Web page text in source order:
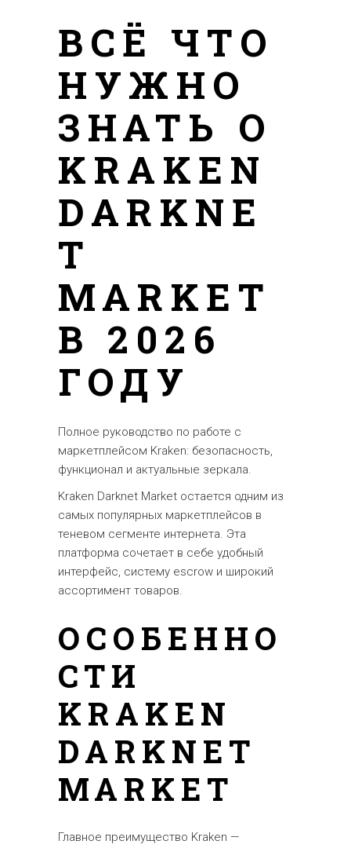
ВСЁ ЧТО
НУЖНО
ЗНАТЬ О
KRAKEN
DARKNE
T
MARKET
В 2026
ГОДУ
Полное руководство по работе с
маркетплейсом Kraken: безопасность,
функционал и актуальные зеркала.
Kraken Darknet Market остается одним из
самых популярных маркетплейсов в
теневом сегменте интернета. Эта
платформа сочетает в себе удобный
интерфейс, систему escrow и широкий
ассортимент товаров.
ОСОБЕННО
СТИ
KRAKEN
DARKNET
MARKET
Главное преимущество Kraken —